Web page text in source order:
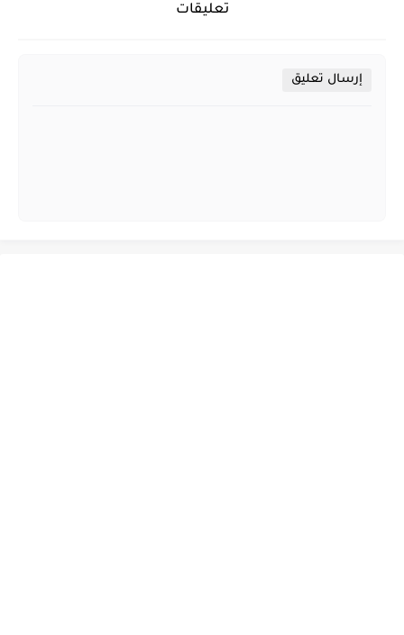
تعليقات
إرسال تعليق